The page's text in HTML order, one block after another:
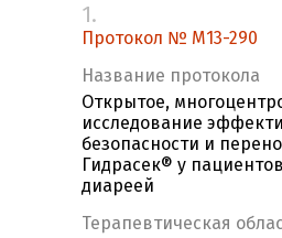
1.
Протокол № М13-290
Название протокола
Открытое,
исследование
безопасности и
Гидрасек® у
диареей
Терапевтическая